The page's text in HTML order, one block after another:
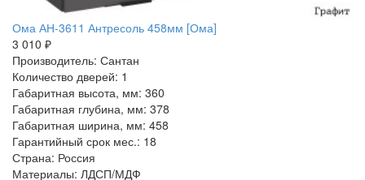
Ома АН-3611 Антресоль 458мм [Ома]
3 010 ₽
Производитель: Сантан
Количество дверей: 1
Габаритная высота, мм: 360
Габаритная глубина, мм: 378
Габаритная ширина, мм: 458
Гарантийный срок мес.: 18
Страна: Россия
Материалы: ЛДСП/МДФ